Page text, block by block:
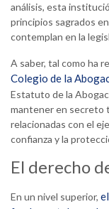
análisis, esta
principios sagrados
contemplan en la
A saber, tal como ha
Colegio de la
Estatuto de la
mantener en secreto
relacionadas con el
confianza y la
El derecho
En un nivel superior,